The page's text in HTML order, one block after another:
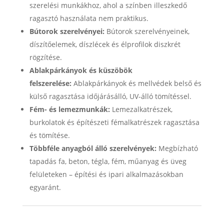
szerelési munkákhoz, ahol a színben illeszkedő
ragasztó használata nem praktikus.
Bútorok szerelvényei: Bútorok szerelvényeinek,
díszítőelemek, díszlécek és élprofilok diszkrét
rögzítése.
Ablakpárkányok és küszöbök
felszerelése: Ablakpárkányok és mellvédek belső és
külső ragasztása időjárásálló, UV-álló tömítéssel.
Fém- és lemezmunkák: Lemezalkatrészek,
burkolatok és építészeti fémalkatrészek ragasztása
és tömítése.
Többféle anyagból álló szerelvények: Megbízható
tapadás fa, beton, tégla, fém, műanyag és üveg
felületeken – építési és ipari alkalmazásokban
egyaránt.